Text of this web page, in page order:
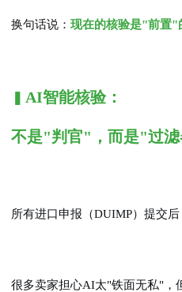
换句话说： 现在的核验是"前置"
AI智能核验：
不是"判官"，而是"过
所有进口申报（DUIMP）提交
很多卖家担心AI太"铁面无私"，